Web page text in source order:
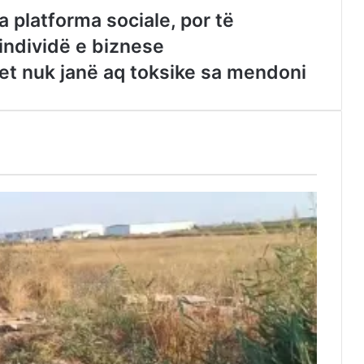
platforma sociale, por të
e biznese
nuk janë aq toksike sa mendoni